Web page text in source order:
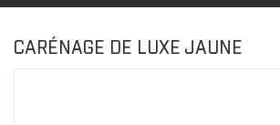
CARÉNAGE DE LUXE JAUNE